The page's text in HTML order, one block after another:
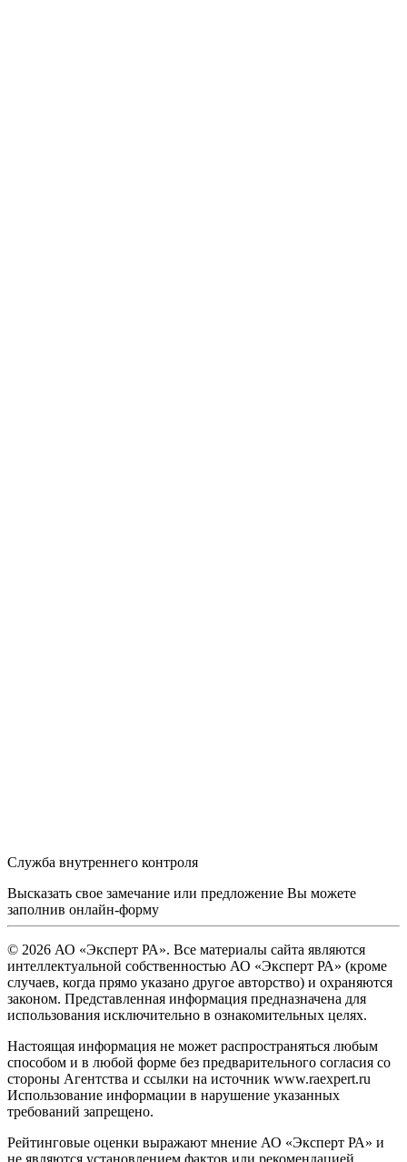
Служба внутреннего контроля
Высказать свое замечание или предложение Вы можете
заполнив онлайн-форму
© 2026 АО «Эксперт РА». Все материалы сайта являются
интеллектуальной собственностью АО «Эксперт РА» (кроме
случаев, когда прямо указано другое авторство) и охраняются
законом. Представленная информация предназначена для
использования исключительно в ознакомительных целях.
Настоящая информация не может распространяться любым
способом и в любой форме без предварительного согласия со
стороны Агентства и ссылки на источник www.raexpert.ru
Использование информации в нарушение указанных
требований запрещено.
Рейтинговые оценки выражают мнение АО «Эксперт РА» и
не являются установлением фактов или рекомендацией